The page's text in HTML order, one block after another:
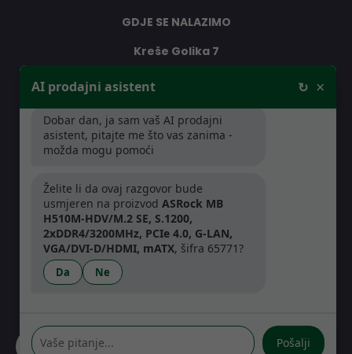
GDJE SE NALAZIMO
Kreše Golika 7
RADNO VRIJEME
Pet: 08:30 - 16:00h
AI prodajni asistent ↻ ×
Dobar dan, ja sam vaš AI prodajni
asistent, pitajte me što vas zanima -
možda mogu pomoći
Želite li da ovaj razgovor bude
usmjeren na proizvod ASRock MB
H510M-HDV/M.2 SE, S.1200,
2xDDR4/3200MHz, PCIe 4.0, G-LAN,
VGA/DVI-D/HDMI, mATX, šifra 65771?
Da Ne
Pošalji